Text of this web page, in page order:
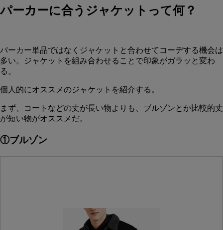
パーカーに合うジャケットって何？
パーカー単品ではなくジャケットと合わせてコーデする機会は
多い。ジャケットを組み合わせることで印象がガラッと変わ
る。
個人的にオススメのジャケットを紹介する。
まず、コートなどの丈が長い物よりも、ブルゾンとか比較的丈
が短い物がオススメだ。
①ブルゾン